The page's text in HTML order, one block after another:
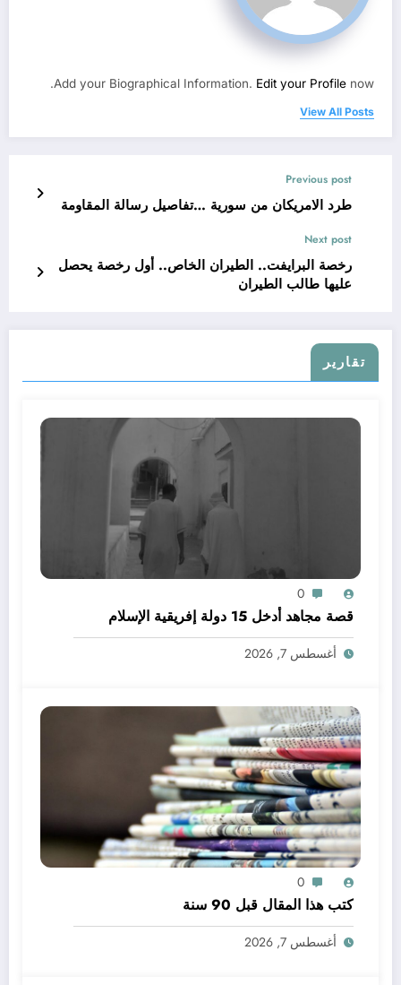
Add your Biographical Information. Edit your Profile now.
View All Posts
Previous post
طرد الامريكان من سورية …تفاصيل رسالة المقاومة
Next post
رخصة البرايفت.. الطيران الخاص.. أول رخصة يحصل
عليها طالب الطيران
تقارير
0
قصة مجاهد أدخل 15 دولة إفريقية الإسلام
أغسطس 7, 2026
0
كتب هذا المقال قبل 90 سنة
أغسطس 7, 2026